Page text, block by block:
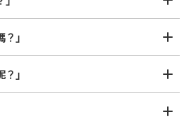
員拍完行李照片後
車站內店舖以及24小時營業的店鋪合作。
」
」